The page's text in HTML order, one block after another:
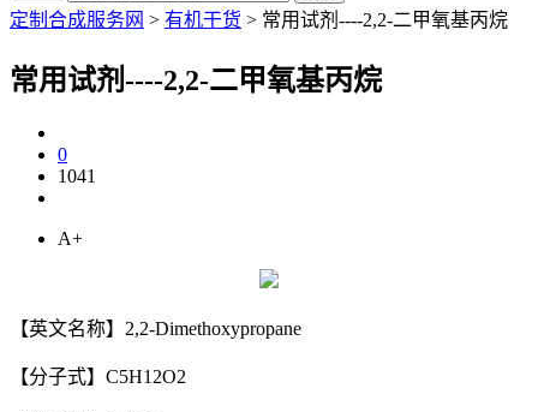
定制合成服务网 > 有机干货 > 常用试剂----2,2-二甲氧基丙烷
常用试剂----2,2-二甲氧基丙烷
0
1041
A+
【英文名称】2,2-Dimethoxypropane
【分子式】C5H12O2